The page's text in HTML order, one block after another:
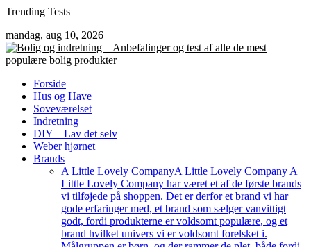
Skip
content
Trending Tests
mandag, aug 10, 2026
Forside
Hus og Have
Soveværelset
Indretning
DIY – Lav det selv
Weber hjørnet
Brands
A Little Lovely CompanyA Little Lovely Company A
Little Lovely Company har været et af de første brands
vi tilføjede på shoppen. Det er derfor et brand vi har
gode erfaringer med, et brand som sælger vanvittigt
godt, fordi produkterne er voldsomt populære, og et
brand hvilket univers vi er voldsomt forelsket i.